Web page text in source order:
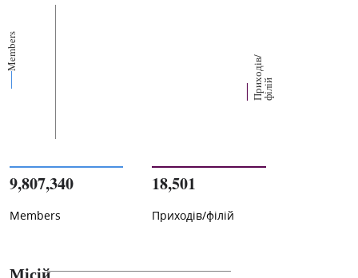
Members
П
р
их
о
д
і
в
/
ф
і
л
ій
9,807,340
Members
18,501
Приходів/філій
Місій